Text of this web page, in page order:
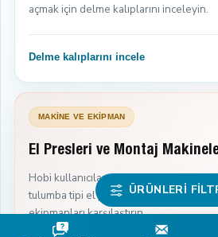
açmak için delme kalıplarını inceleyin.
Delme kalıplarını incele
MAKİNE VE EKİPMAN
El Presleri ve Montaj
Hobi kullanıcılarından profesyonel
tulumba tipi el presleri, montaj
ekipmanları karşılaştırın.
ÜRÜNLERI